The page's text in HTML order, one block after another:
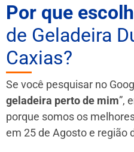
Por que
de Geladeira
Caxias?
Se você pesquisar no
geladeira perto de mim”,
porque somos os
em 25 de Agosto e região